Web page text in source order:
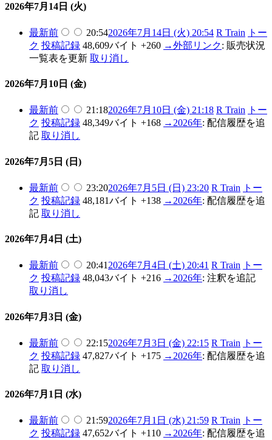
2026年7月14日 (火)
最新前 20:542026年7月14日 (火) 20:54 R Train
トー
ク 投稿記録 48,609バイト +260 →外部リンク: 販売状況
一覧表を更新 取り消し
2026年7月10日 (金)
最新前 21:182026年7月10日 (金) 21:18 R Train
トー
ク 投稿記録 48,349バイト +168 → 2026年: 配信履歴を追
記 取り消し
2026年7月5日 (日)
最新前 23:202026年7月5日 (日) 23:20 R Train
トー
ク 投稿記録 48,181バイト +138 → 2026年: 配信履歴を追
記 取り消し
2026年7月4日 (土)
最新前 20:41 2026年7月4日 (土) 20:41 R Train
トー
ク 投稿記録 48,043バイト +216 → 2026年: 注釈を追記
取り消し
2026年7月3日 (金)
最新前 22:152026年7月3日 (金) 22:15 R Train
トー
ク 投稿記録 47,827バイト +175 → 2026年: 配信履歴を追
記 取り消し
2026年7月1日 (水)
最新前 21:592026年7月1日 (水) 21:59 R Train トー
ク 投稿記録 47,652バイト +110 →2026年: 配信履歴を追